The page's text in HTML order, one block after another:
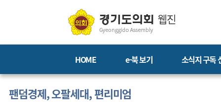
HOME e-북 보기 소식지 구독
팬덤경제, 오팔세대, 편리미엄